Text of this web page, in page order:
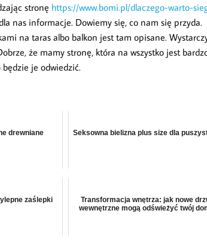
stronę https://www.bomi.pl/dlaczego-warto-
nas informacje. Dowiemy się, co nam się przyda.
na taras albo balkon jest tam opisane.
że mamy stronę, która na wszystko jest
je odwiedzić.
drewniane
Seksowna bielizna plus size dla
zaślepki
Transformacja wnętrza: jak nowe
wewnętrzne mogą odświeżyć twój